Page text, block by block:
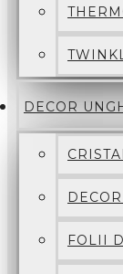
DECOR
FOLII